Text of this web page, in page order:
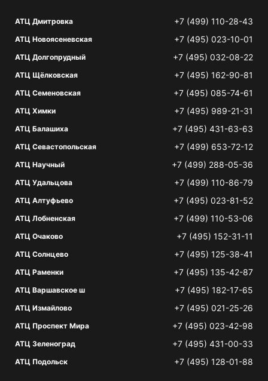
АТЦ Дмитровка +7 (499) 110-28-43
АТЦ Новоясеневская +7 (495) 023-10-01
АТЦ Долгопрудный +7 (495) 032-08-22
АТЦ Щёлковская +7 (495) 162-90-81
АТЦ Семеновская +7 (495) 085-74-61
АТЦ Химки +7 (495) 989-21-31
АТЦ Балашиха +7 (495) 431-63-63
АТЦ Севастопольская +7 (499) 653-72-12
АТЦ Научный +7 (499) 288-05-36
АТЦ Удальцова +7 (499) 110-86-79
АТЦ Алтуфьево +7 (495) 023-81-52
АТЦ Лобненская +7 (499) 110-53-06
АТЦ Очаково +7 (495) 152-31-11
АТЦ Солнцево +7 (495) 125-38-41
АТЦ Раменки +7 (495) 135-42-87
АТЦ Варшавское ш +7 (495) 182-17-65
АТЦ Измайлово +7 (495) 021-25-26
АТЦ Проспект Мира +7 (495) 023-42-98
АТЦ Зеленоград +7 (495) 431-00-33
АТЦ Подольск +7 (495) 128-01-88